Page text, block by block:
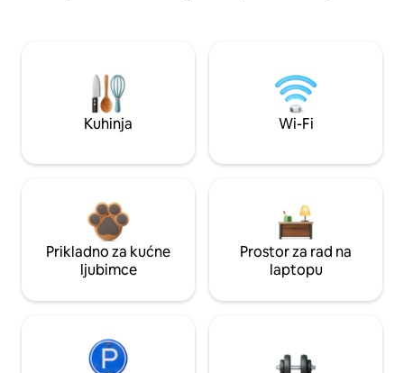
Kuhinja Wi-Fi
Prikladno za kućne
ljubimce
Prostor za rad na
laptopu